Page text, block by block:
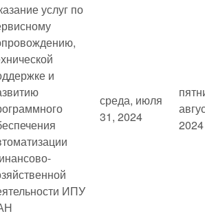
услуг по
и
ИПУ
среда, июля
31, 2024